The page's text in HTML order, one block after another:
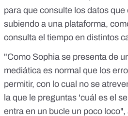
para que consulte los datos
subiendo a una plataforma,
consulta el tiempo en distintos
"Como Sophia se presenta de
mediática es normal que los
permitir, con lo cual no se
la que le preguntas 'cuál es el
entra en un bucle un poco